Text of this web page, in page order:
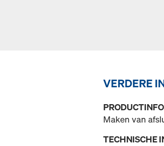
VERDERE
Maken van
TECHNISCHE